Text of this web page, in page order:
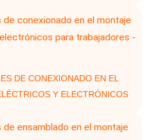
DE CONEXIONADO EN EL
Y ELECTRÓNICOS